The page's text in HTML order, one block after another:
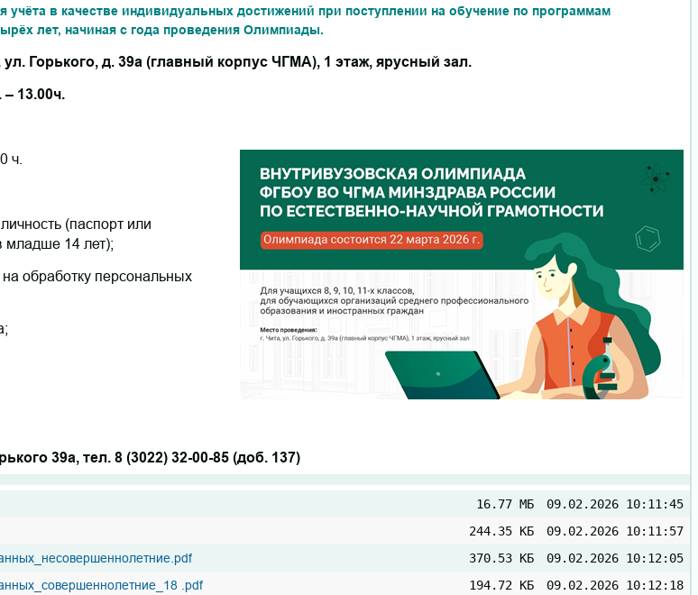
в качестве индивидуальных достижений при поступлении на обучение по программам
лет, начиная с года проведения Олимпиады.
Горького, д. 39а (главный корпус ЧГМА), 1 этаж, ярусный зал.
13.00ч.
ч.
(паспорт или
младше 14 лет);
обработку персональных
39а, тел. 8 (3022) 32-00-85 (доб. 137)
16.77 МБ
09.02.2026 10:11:45
244.35 КБ
09.02.2026 10:11:57
370.53 КБ
09.02.2026 10:12:05
.pdf
194.72 КБ 09.02.2026 10:12:18